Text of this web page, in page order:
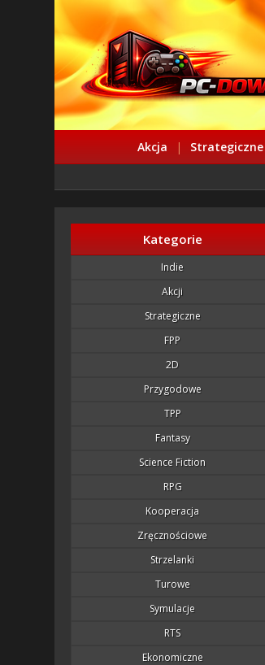
Akcja | Strategiczne
Kategorie
Indie
Akcji
Strategiczne
FPP
2D
Przygodowe
TPP
Fantasy
Science Fiction
RPG
Kooperacja
Zręcznościowe
Strzelanki
Turowe
Symulacje
RTS
Ekonomiczne